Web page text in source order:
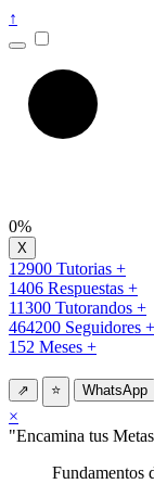
↑
0%
12900 Tutorias +
1406 Respuestas +
11300 Tutorandos +
464200 Seguidores +
152 Meses +
⇗ ⭐ WhatsApp
×
"Encamina tus
Fundamentos